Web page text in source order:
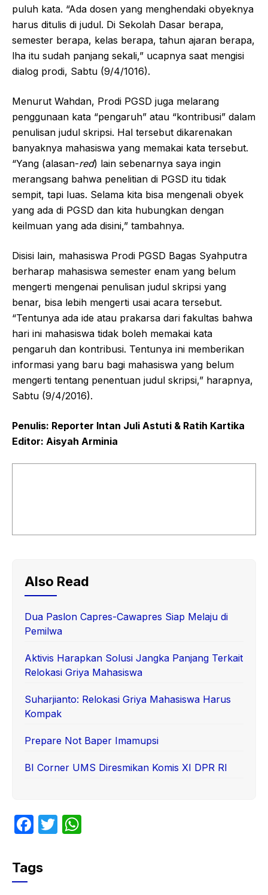
puluh kata. “Ada dosen yang menghendaki obyeknya
harus ditulis di judul. Di Sekolah Dasar berapa,
semester berapa, kelas berapa, tahun ajaran berapa,
lha itu sudah panjang sekali,” ucapnya saat mengisi
dialog prodi, Sabtu (9/4/1016).
Menurut Wahdan, Prodi PGSD juga melarang
penggunaan kata “pengaruh” atau “kontribusi” dalam
penulisan judul skripsi. Hal tersebut dikarenakan
banyaknya mahasiswa yang memakai kata tersebut.
“Yang (alasan-red) lain sebenarnya saya ingin
merangsang bahwa penelitian di PGSD itu tidak
sempit, tapi luas. Selama kita bisa mengenali obyek
yang ada di PGSD dan kita hubungkan dengan
keilmuan yang ada disini,” tambahnya.
Disisi lain, mahasiswa Prodi PGSD Bagas Syahputra
berharap mahasiswa semester enam yang belum
mengerti mengenai penulisan judul skripsi yang
benar, bisa lebih mengerti usai acara tersebut.
“Tentunya ada ide atau prakarsa dari fakultas bahwa
hari ini mahasiswa tidak boleh memakai kata
pengaruh dan kontribusi. Tentunya ini memberikan
informasi yang baru bagi mahasiswa yang belum
mengerti tentang penentuan judul skripsi,” harapnya,
Sabtu (9/4/2016).
Penulis: Reporter Intan Juli Astuti & Ratih Kartika
Editor: Aisyah Arminia
Also Read
Dua Paslon Capres-Cawapres Siap Melaju di
Pemilwa
Aktivis Harapkan Solusi Jangka Panjang Terkait
Relokasi Griya Mahasiswa
Suharjianto: Relokasi Griya Mahasiswa Harus
Kompak
Prepare Not Baper Imamupsi
BI Corner UMS Diresmikan Komis XI DPR RI
F
c
e
T
Tags